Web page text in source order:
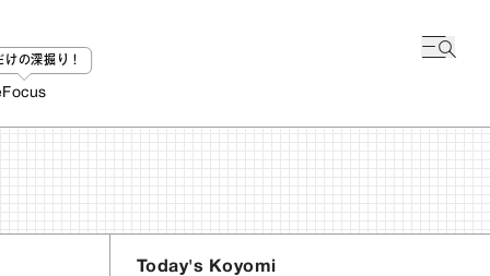
けの深掘り！
Focus
Today's Koyomi